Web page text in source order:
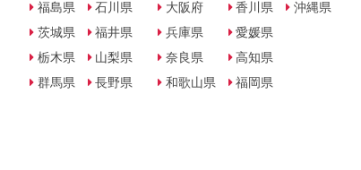
福島県
茨城県
栃木県
群馬県
石川県
福井県
山梨県
長野県
大阪府
兵庫県
奈良県
和歌山県
香川県
愛媛県
高知県
福岡県
沖縄県